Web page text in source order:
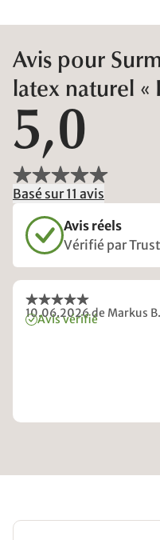
Avis pour
latex naturel «
5,0
Basé sur 11 avis
Avis réels
Vérifié par
10.06.2026de Markus B.
Avis vérifié